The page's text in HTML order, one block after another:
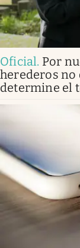
Oficial. Por
herederos no
determine el